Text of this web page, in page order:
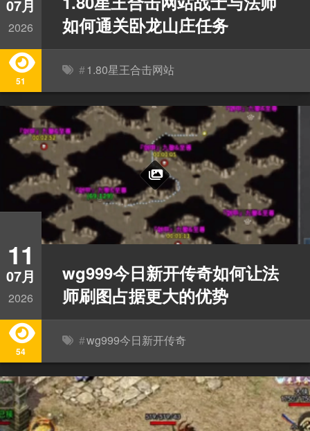
07月
2026
51
如何通关卧龙山庄任务
#1.80星王合击网站
11
07月
2026
54
wg999今日新开传奇如何让法
师刷图占据更大的优势
#wg999今日新开传奇